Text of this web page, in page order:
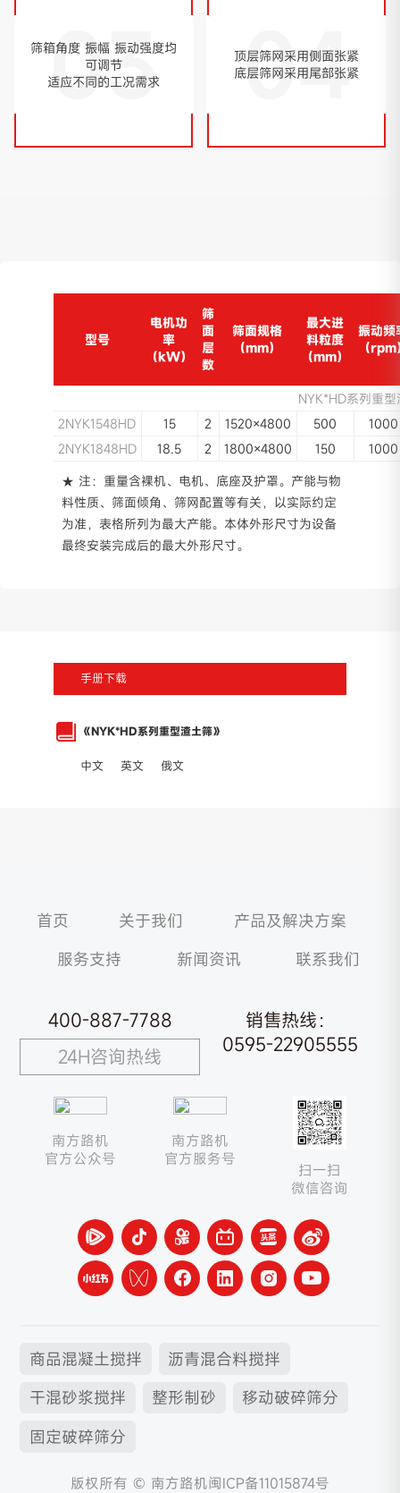
03
筛箱角度 振幅 振动强度均
可调节
适应不同的工况需求
04
顶层筛网采用侧面张紧
底层筛网采用尾部张紧
型号
电机功
率
（kW）
筛
面
层
数
筛面规格
（mm）
最大进
料粒度
（mm）
振动频
（
NYK*HD系列重
2NYK1548HD
15 2 1520×4800 500
1000
2NYK1848HD
18.5 2 1800×4800 150
1000
★ 注：重量含裸机、电机、底座及护罩。产能与物
料性质、筛面倾角、筛网配置等有关，以实际约定
为准，表格所列为最大产能。本体外形尺寸为设备
最终安装完成后的最大外形尺寸。
手册下载
《NYK*HD系列重型渣土筛》
中文 英文 俄文
首页 关于我们
产品及解决方案
服务支持
新闻资讯 联系我们
400-887-7788
24H咨询热线
销售热线：
0595-22905555
南方路机
官方公众号
南方路机
官方服务号
扫一扫
微信咨询
商品混凝土搅拌
沥青混合料搅拌
干混砂浆搅拌
整形制砂
移动破碎筛分
固定破碎筛分
版权所有 © 南方路机闽ICP备11015874号